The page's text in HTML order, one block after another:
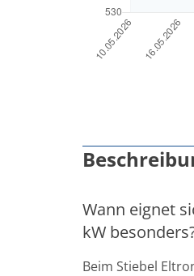
Wann eignet
kW
Beim Stiebel